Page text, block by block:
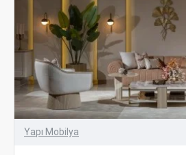
Yapı Mobilya